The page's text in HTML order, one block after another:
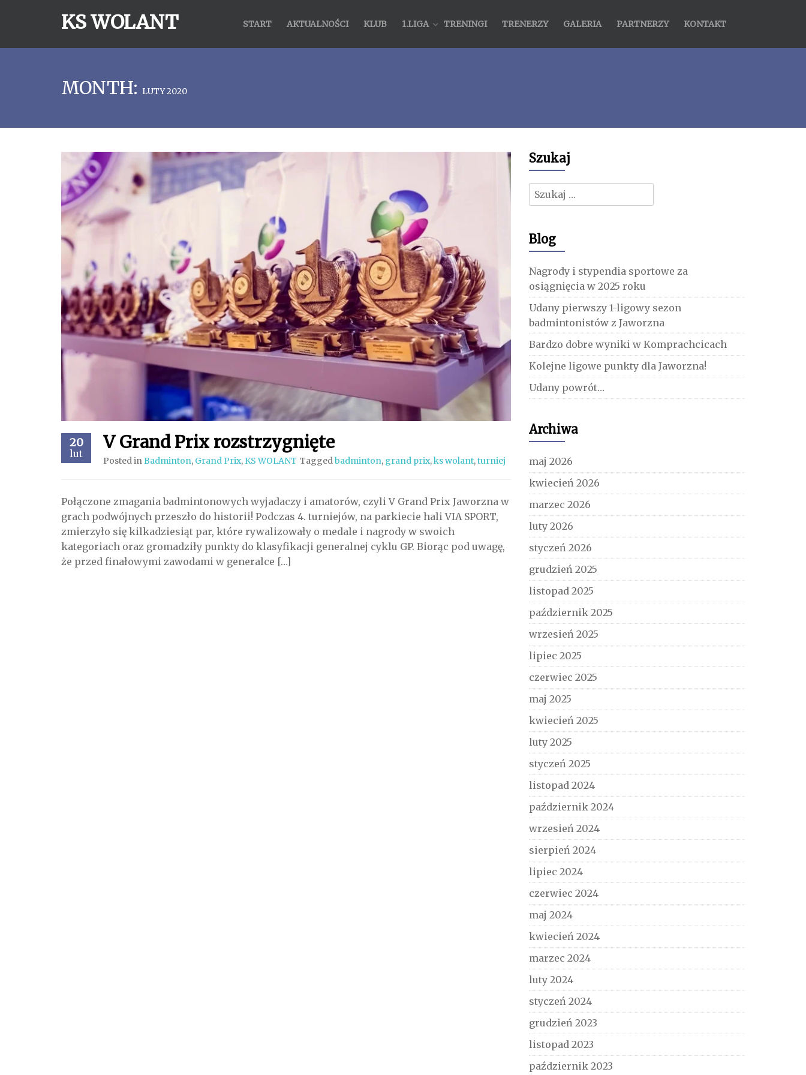
KS WOLANT START AKTUALNOŚCI KLUB 1.LIGA TRENINGI TRENERZY GALERIA PARTNERZY KONTAKT
MONTH: LUTY 2020
20
lut
V Grand Prix rozstrzygnięte
Posted inBadminton, Grand Prix, KS WOLANT Taggedbadminton, grand prix,ks wolant,turniej
Połączone zmagania badmintonowych wyjadaczy i amatorów, czyli V Grand Prix Jaworzna w
grach podwójnych przeszło do historii! Podczas 4. turniejów, na parkiecie hali VIA SPORT,
zmierzyło się kilkadziesiąt par, które rywalizowały o medale i nagrody w swoich
kategoriach oraz gromadziły punkty do klasyfikacji generalnej cyklu GP. Biorąc pod uwagę,
że przed finałowymi zawodami w generalce […]
Szukaj
Szukaj:
Blog
Nagrody i stypendia sportowe za
osiągnięcia w 2025 roku
Udany pierwszy 1-ligowy sezon
badmintonistów z Jaworzna
Bardzo dobre wyniki w Komprachcicach
Kolejne ligowe punkty dla Jaworzna!
Udany powrót…
Archiwa
maj 2026
kwiecień 2026
marzec 2026
luty 2026
styczeń 2026
grudzień 2025
listopad 2025
październik 2025
wrzesień 2025
lipiec 2025
czerwiec 2025
maj 2025
kwiecień 2025
luty 2025
styczeń 2025
listopad 2024
październik 2024
wrzesień 2024
sierpień 2024
lipiec 2024
czerwiec 2024
maj 2024
kwiecień 2024
marzec 2024
luty 2024
styczeń 2024
grudzień 2023
listopad 2023
październik 2023